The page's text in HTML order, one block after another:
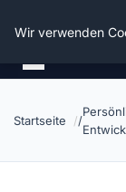
Die
Startseite
Wir verwenden